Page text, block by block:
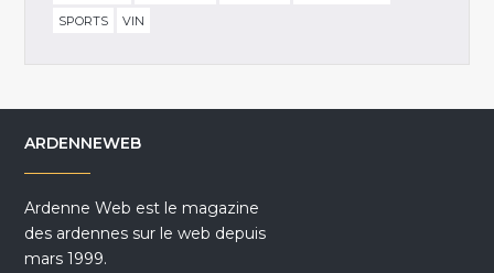
SPORTS
VIN
ARDENNEWEB
Ardenne Web est le magazine
des ardennes sur le web depuis
mars 1999.